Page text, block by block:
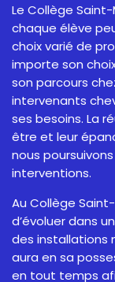
Le Collège Saint-
chaque élève
choix varié de
importe son
son parcours
intervenants
ses besoins. La
être et leur
nous
interventions.
Au Collège
d’évoluer dans
des installations
aura en sa
en tout temps